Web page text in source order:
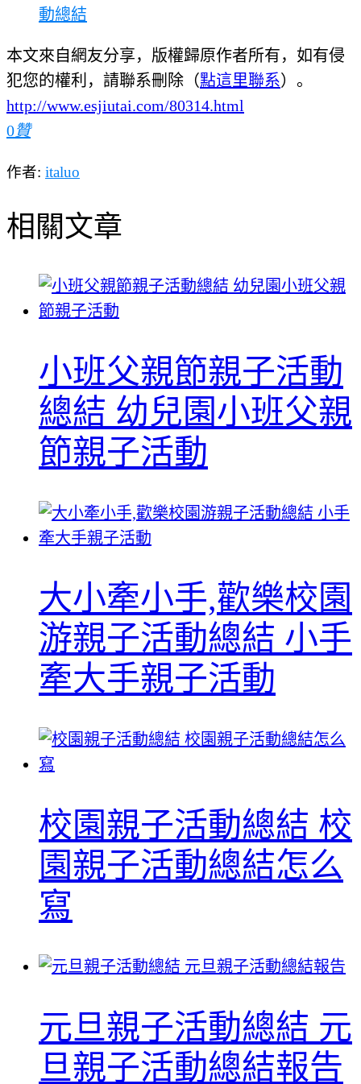
動總結
本文來自網友分享，版權歸原作者所有，如有侵
犯您的權利，請聯系刪除（點這里聯系）。
http://www.esjiutai.com/80314.html
0贊
作者: italuo
相關文章
小班父親節親子活動
總結 幼兒園小班父親
節親子活動
大小牽小手,歡樂校園
游親子活動總結 小手
牽大手親子活動
校園親子活動總結 校
園親子活動總結怎么
寫
元旦親子活動總結 元
旦親子活動總結報告